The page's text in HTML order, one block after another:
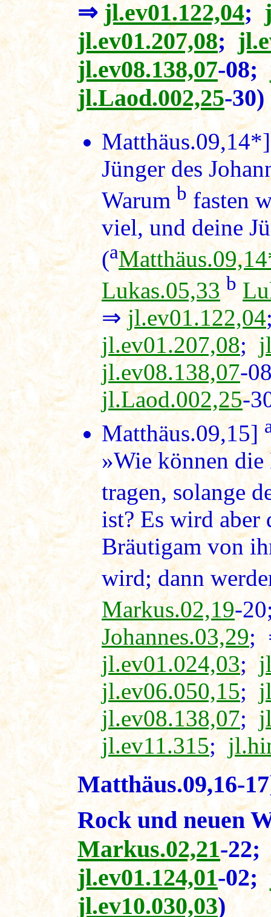
⇒ jl.ev01.122,04;
jl.ev01.207,08;
jl.ev08.138,07-08;
jl.Laod.002,25-30)
Matthäus.09,14*
Jünger des
Warumb fasten
viel, und deine
(a
Lukas.05,33 b
⇒jl.ev01.122,04
jl.ev01.207,08;
jl.ev08.138,07-
jl.Laod.002,25-
Matthäus.09,15]
»Wie können
tragen, solange
ist? Es wird aber
Bräutigam von
wird; dann
Markus.02,19-
Johannes.03,29;
jl.ev01.024,03;
jl.ev06.050,15;
jl.ev08.138,07;
jl.ev11.315;
Matthäus.09,16-
Rock und neuen
Markus.02,21-
jl.ev01.124,01-02;
jl.ev10.030,03)